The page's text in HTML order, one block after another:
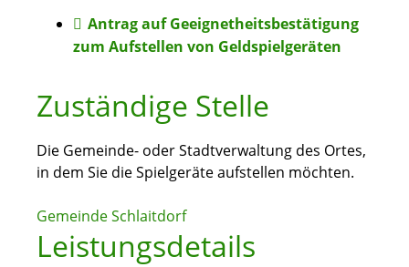
Antrag auf Geeignetheitsbestätigung
zum Aufstellen von Geldspielgeräten
Zuständige Stelle
Die Gemeinde- oder Stadtverwaltung des Ortes,
in dem Sie die Spielgeräte aufstellen möchten.
Gemeinde Schlaitdorf
Leistungsdetails